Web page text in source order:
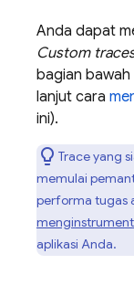
Anda dapat
Custom
bagian
lanjut cara
ini).
Trace yang
memulai
performa tugas
aplikasi Anda.